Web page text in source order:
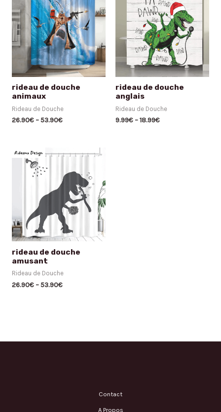
rideau de douche
animaux
Rideau de Douche
26.90€–53.90€
rideau de douche
anglais
Rideau de Douche
9.99€ –18.99€
rideau de douche
amusant
Rideau de Douche
26.90€–53.90€
Contact
A Propos